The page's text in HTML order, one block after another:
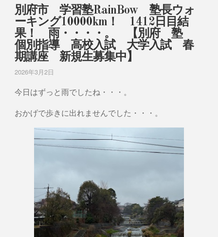
別府市 学習塾RainBow 塾長ウォ
ーキング10000km！ 1412日目結
果！ 雨・・・・。 【別府 塾
個別指導 高校入試 大学入試 春
期講座 新規生募集中】
2026年3月2日
今日はずっと雨でしたね・・・。
おかげで歩きに出れませんでした・・・。